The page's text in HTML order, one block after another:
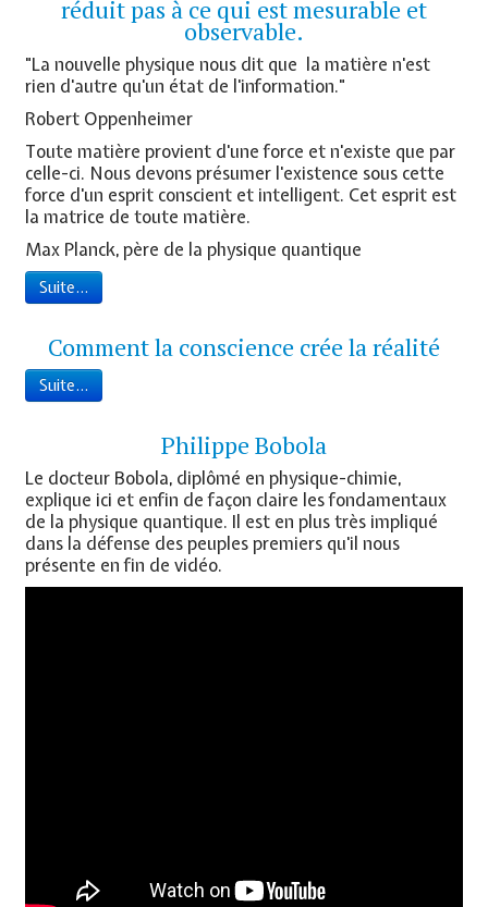
réduit pas à ce qui est mesurable et
observable.
"La nouvelle physique nous dit que la matière n'est
rien d'autre qu'un état de l'information."
Robert Oppenheimer
Toute matière provient d'une force et n'existe que par
celle-ci. Nous devons présumer l'existence sous cette
force d'un esprit conscient et intelligent. Cet esprit est
la matrice de toute matière.
Max Planck, père de la physique quantique
Suite...
Comment la conscience crée la réalité
Suite...
Philippe Bobola
Le docteur Bobola, diplômé en physique-chimie,
explique ici et enfin de façon claire les fondamentaux
de la physique quantique. Il est en plus très impliqué
dans la défense des peuples premiers qu'il nous
présente en fin de vidéo.